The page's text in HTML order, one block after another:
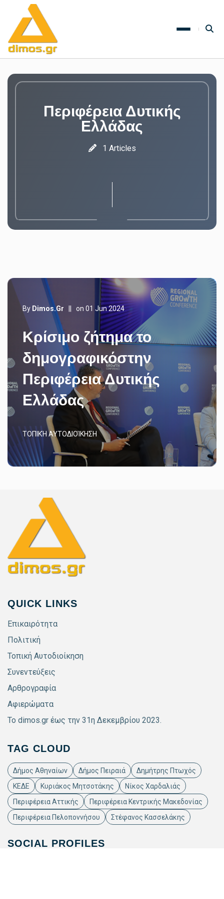
Περιφέρεια Δυτικής
Ελλάδας
1 Articles
By Dimos.gr on 01 Jun 2024
Κρίσιμο ζήτημα το
δημογραφικόστην
Περιφέρεια Δυτικής
Ελλάδας
ΤΟΠΙΚΉ ΑΥΤΟΔΙΟΊΚΗΣΗ
QUICK LINKS
Επικαιρότητα
Πολιτική
Τοπική Αυτοδιοίκηση
Συνεντεύξεις
Αρθρογραφία
Αφιερώματα
Το dimos.gr έως την 31η Δεκεμβρίου 2023.
TAG CLOUD
Δήμος Αθηναίων Δήμος Πειραιά
Δημήτρης Πτωχός
ΚΕΔΕ
Κυριάκος Μητσοτάκης
Νίκος Χαρδαλιάς
Περιφέρεια Αττικής
Περιφέρεια Κεντρικής Μακεδονίας
Περιφέρεια Πελοποννήσου
Στέφανος Κασσελάκης
SOCIAL PROFILES